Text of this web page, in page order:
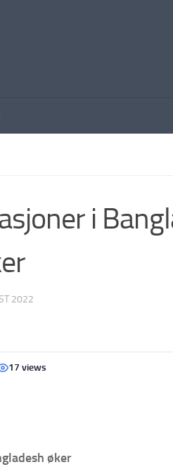
i
2022
17 views
øker